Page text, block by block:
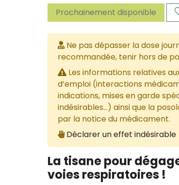
Prochainement disponible
Ne pas dépasser la dose
recommandée, tenir hors de
Les informations relatives
d’emploi (interactions
indications, mises en garde
indésirables...) ainsi que la
par la notice du médicament.
Déclarer un effet indésirable
La tisane pour
voies respiratoires !